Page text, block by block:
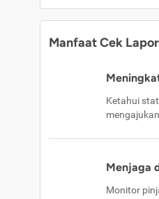
Manfaat Cek
Ketahui
Menjaga
Monitor